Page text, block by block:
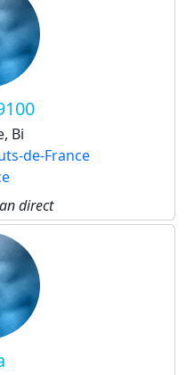
Bi
de-France
direct